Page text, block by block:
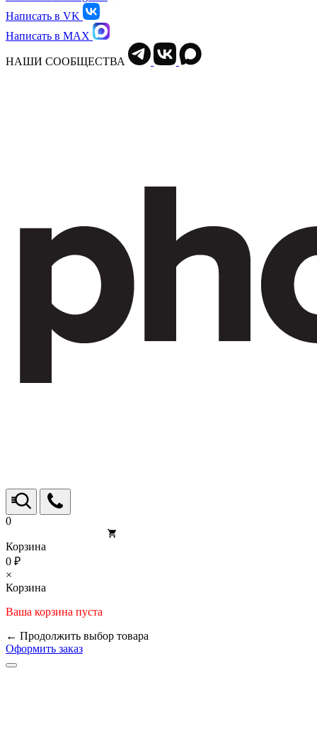
Написать в VK
Написать в MAX
НАШИ СООБЩЕСТВА
0
Корзина
0 ₽
×
Корзина
Ваша корзина пуста
← Продолжить выбор товара
Оформить заказ